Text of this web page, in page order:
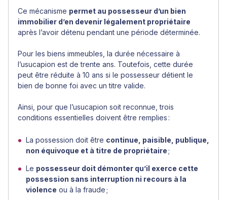
Ce mécanisme permet au possesseur d’un bien
immobilier d’en devenir légalement propriétaire
après l’avoir détenu pendant une période déterminée.
Pour les biens immeubles, la durée nécessaire à
l’usucapion est de trente ans. Toutefois, cette durée
peut être réduite à 10 ans si le possesseur détient le
bien de bonne foi avec un titre valide.
Ainsi, pour que l’usucapion soit reconnue, trois
conditions essentielles doivent être remplies :
La possession doit être continue, paisible, publique,
non équivoque et à titre de propriétaire ;
Le possesseur doit démonter qu’il exerce cette
possession sans interruption ni recours à la
violence ou à la fraude ;